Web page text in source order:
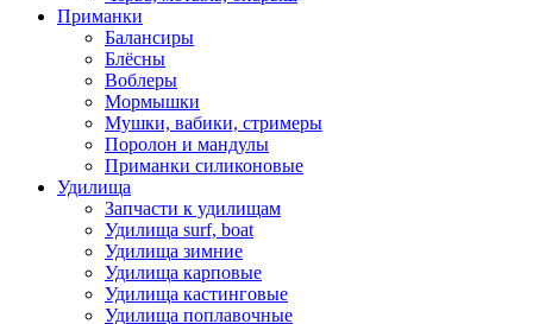
Приманки
Балансиры
Блёсны
Воблеры
Мормышки
Мушки, вабики, стримеры
Поролон и мандулы
Приманки силиконовые
Удилища
Запчасти к удилищам
Удилища surf, boat
Удилища зимние
Удилища карповые
Удилища кастинговые
Удилища поплавочные